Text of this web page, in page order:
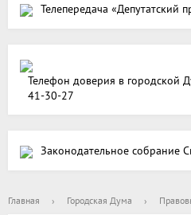
Телепередача «Депутатский
Телефон доверия в городской
41-30-27
Законодательное собрание
Главная › Городская Дума ›